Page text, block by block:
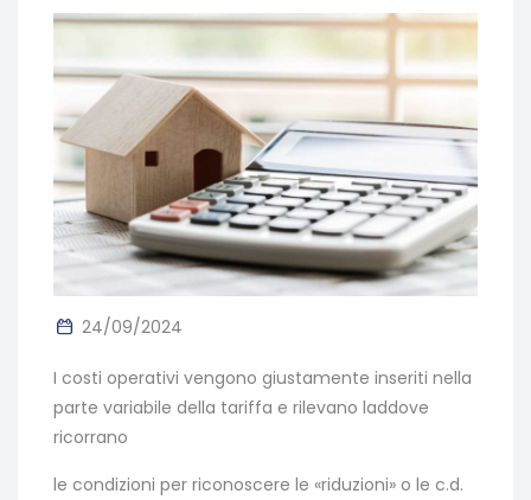
24/09/2024
I costi operativi vengono giustamente inseriti nella
parte variabile della tariffa e rilevano laddove
ricorrano
le condizioni per riconoscere le «riduzioni» o le c.d.